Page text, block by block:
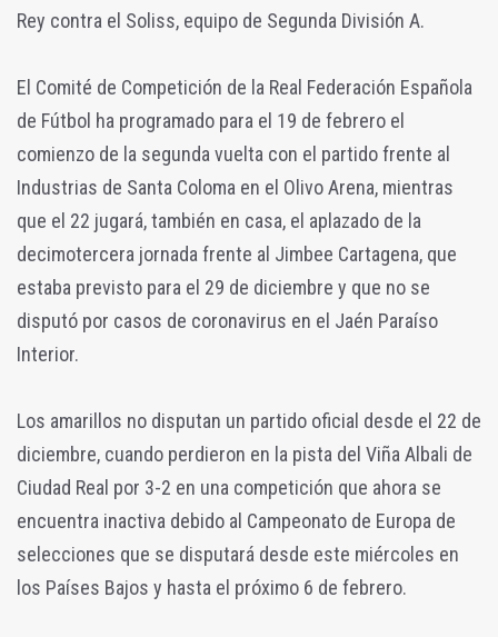
Rey contra el Soliss, equipo de Segunda División A.
El Comité de Competición de la Real Federación Española
de Fútbol ha programado para el 19 de febrero el
comienzo de la segunda vuelta con el partido frente al
Industrias de Santa Coloma en el Olivo Arena, mientras
que el 22 jugará, también en casa, el aplazado de la
decimotercera jornada frente al Jimbee Cartagena, que
estaba previsto para el 29 de diciembre y que no se
disputó por casos de coronavirus en el Jaén Paraíso
Interior.
Los amarillos no disputan un partido oficial desde el 22 de
diciembre, cuando perdieron en la pista del Viña Albali de
Ciudad Real por 3-2 en una competición que ahora se
encuentra inactiva debido al Campeonato de Europa de
selecciones que se disputará desde este miércoles en
los Países Bajos y hasta el próximo 6 de febrero.